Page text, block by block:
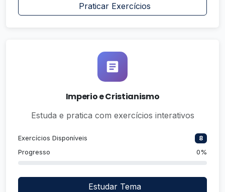
Praticar Exercícios
Imperio e Cristianismo
Estuda e pratica com exercícios interativos
Exercícios Disponíveis
8
Progresso
0%
Estudar Tema